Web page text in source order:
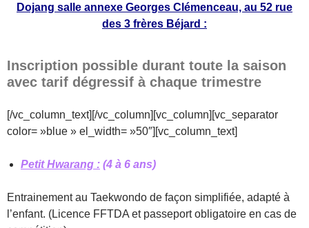
Dojang salle annexe Georges Clémenceau, au 52 rue
des 3 frères Béjard :
Inscription possible durant toute la saison
avec tarif dégressif à chaque trimestre
[/vc_column_text][/vc_column][vc_column][vc_separator
color= »blue » el_width= »50″][vc_column_text]
Petit Hwarang : (4 à 6 ans)
Entrainement au Taekwondo de façon simplifiée, adapté à
l’enfant. (Licence FFTDA et passeport obligatoire en cas de